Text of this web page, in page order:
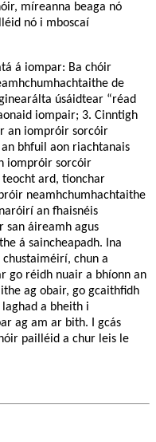
míreanna beaga nó
nó i mboscaí
á iompar: Ba chóir
de
úsáidtear “réad
iompair; 3. Cinntigh
an iompróir sorcóir
bhfuil aon riachtanais
iompróir sorcóir
ard, tionchar
neamhchumhachtaithe
an fhaisnéis
san áireamh agus
á saincheapadh. Ina
chun a
go réidh nuair a bhíonn an
ag obair, go gcaithfidh
a bheith i
ag am ar bith. I gcás
pailléid a chur leis le